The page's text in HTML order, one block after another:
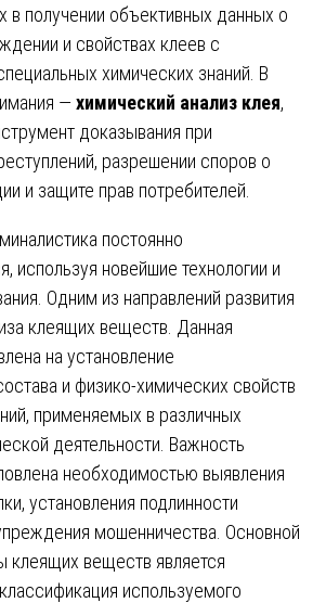
в получении объективных данных о
и свойствах клеев с
химических знаний. В
—химический анализ клея,
доказывания при
разрешении споров о
и защите прав потребителей.
постоянно
используя новейшие технологии и
Одним из направлений развития
клеящих веществ. Данная
на установление
и физико-химических свойств
применяемых в различных
деятельности. Важность
необходимостью выявления
установления подлинности
мошенничества. Основной
клеящих веществ является
используемого